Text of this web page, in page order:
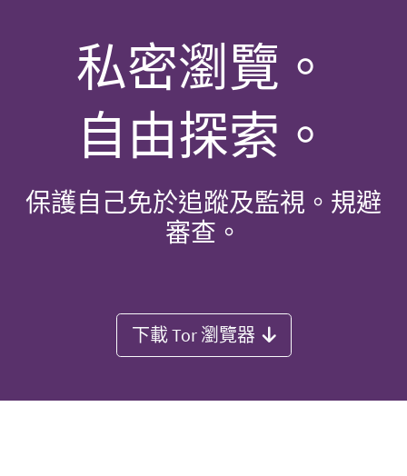
私密瀏覽。
自由探索。
保護自己免於追蹤及監視。規避
審查。
下載 Tor 瀏覽器